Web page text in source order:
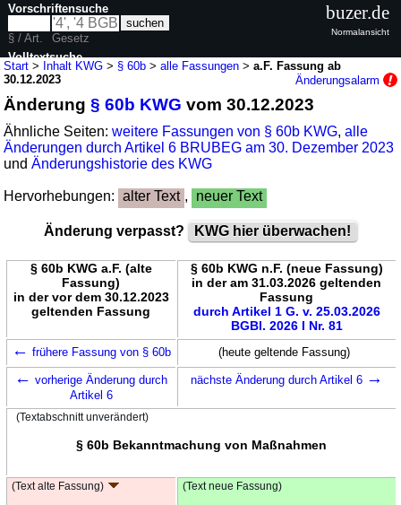
Start > Inhalt KWG > § 60b >alle Fassungen >a.F. Fassung ab
30.12.2023
Änderungsalarm
Änderung§ 60b KWG vom 30.12.2023
Ähnliche Seiten:weitere Fassungen von § 60b KWG,alle
Änderungen durch Artikel 6 BRUBEG am 30. Dezember 2023
undÄnderungshistorie des KWG
Hervorhebungen: alter Text , neuer Text
Änderung verpasst? KWG hier überwachen!
§ 60b KWG a.F. (alte
Fassung)
in der vor dem 30.12.2023
geltenden Fassung
§ 60b KWG n.F. (neue Fassung)
in der am 31.03.2026 geltenden
Fassung
durch Artikel 1 G. v. 25.03.2026
BGBl. 2026 I Nr. 81
← frühere Fassung von § 60b (heute geltende Fassung)
← vorherige Änderung durch
Artikel 6
nächste Änderung durch Artikel 6 →
(Textabschnitt unverändert)
§ 60b Bekanntmachung von Maßnahmen
(Text alte Fassung) (Text neue Fassung)
Vorschriftensuche
§ / Art.
Gesetz
Volltextsuche
buzer.de
Normalansicht